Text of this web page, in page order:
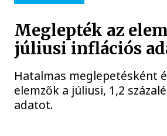
Meglepték az
júliusi inflációs
Hatalmas meglepetésként
elemzők a júliusi, 1,2
adatot.